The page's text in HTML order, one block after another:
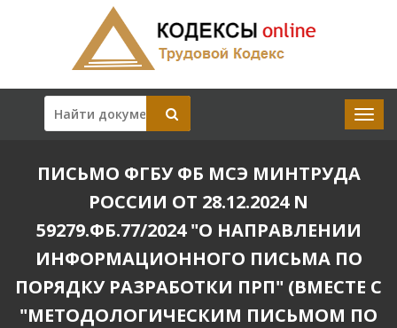
ПИСЬМО ФГБУ ФБ МСЭ МИНТРУДА
РОССИИ ОТ 28.12.2024 N
59279.ФБ.77/2024 "О НАПРАВЛЕНИИ
ИНФОРМАЦИОННОГО ПИСЬМА ПО
ПОРЯДКУ РАЗРАБОТКИ ПРП" (ВМЕСТЕ С
"МЕТОДОЛОГИЧЕСКИМ ПИСЬМОМ ПО